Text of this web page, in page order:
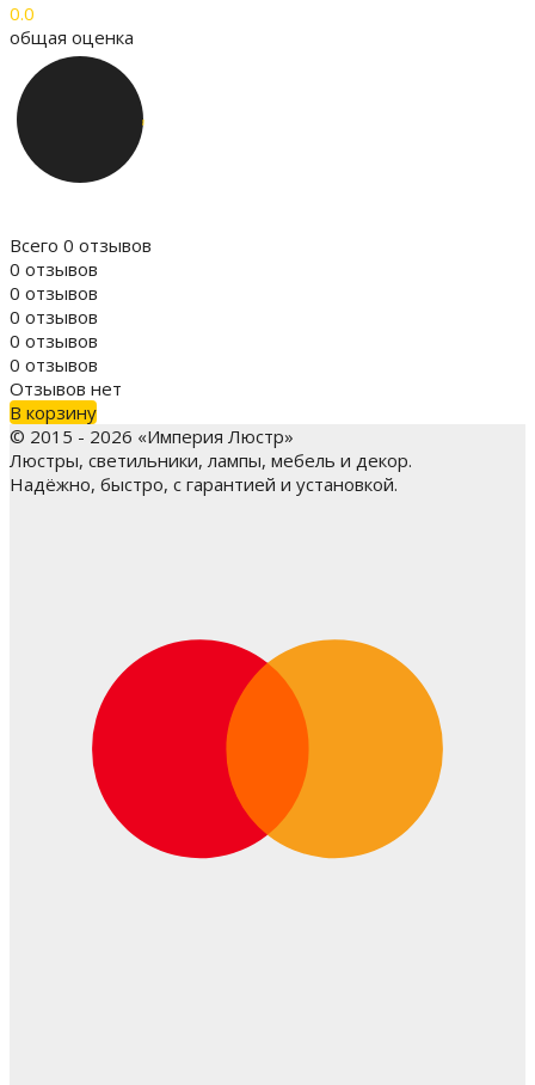
0.0
общая оценка
Всего 0 отзывов
0 отзывов
0 отзывов
0 отзывов
0 отзывов
0 отзывов
Отзывов нет
В корзину
© 2015 - 2026 «Империя Люстр»
Люстры, светильники, лампы, мебель и декор.
Надёжно, быстро, с гарантией и установкой.